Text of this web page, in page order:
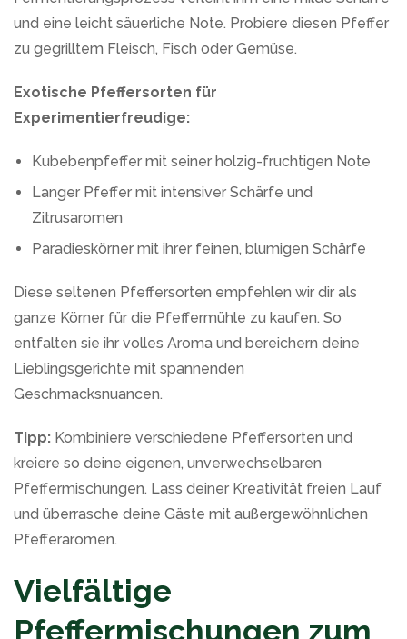
und eine leicht säuerliche Note. Probiere diesen Pfeffer
zu gegrilltem Fleisch, Fisch oder Gemüse.
Exotische Pfeffersorten für
Experimentierfreudige:
Kubebenpfeffer mit seiner holzig-fruchtigen Note
Langer Pfeffer mit intensiver Schärfe und
Zitrusaromen
Paradieskörner mit ihrer feinen, blumigen Schärfe
Diese seltenen Pfeffersorten empfehlen wir dir als
ganze Körner für die Pfeffermühle zu kaufen. So
entfalten sie ihr volles Aroma und bereichern deine
Lieblingsgerichte mit spannenden
Geschmacksnuancen.
Tipp: Kombiniere verschiedene Pfeffersorten und
kreiere so deine eigenen, unverwechselbaren
Pfeffermischungen. Lass deiner Kreativität freien Lauf
und überrasche deine Gäste mit außergewöhnlichen
Pfefferaromen.
Vielfältige
Pfeffermischungen zum